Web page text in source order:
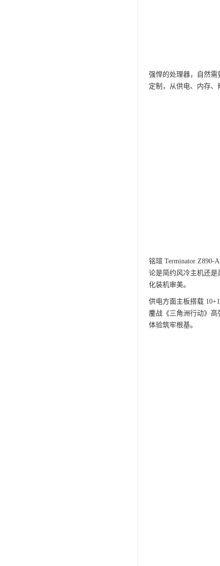
强悍的处理器，自然需
定制，从供电、内存
铭瑄 Terminator Z890-
论是简约风冷主机还
化装机审美。
供电方面主板搭载
鏖战《三角洲行动》
体验筑牢根基。